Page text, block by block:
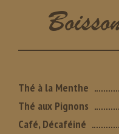
Thé à la Menthe
Thé aux Pignons
Café, Décaféiné